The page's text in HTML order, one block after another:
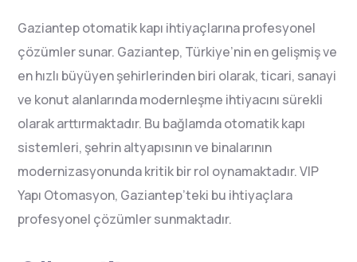
Gaziantep otomatik kapı ihtiyaçlarına profesyonel
çözümler sunar. Gaziantep, Türkiye’nin en gelişmiş ve
en hızlı büyüyen şehirlerinden biri olarak, ticari, sanayi
ve konut alanlarında modernleşme ihtiyacını sürekli
olarak arttırmaktadır. Bu bağlamda otomatik kapı
sistemleri, şehrin altyapısının ve binalarının
modernizasyonunda kritik bir rol oynamaktadır. VIP
Yapı Otomasyon, Gaziantep’teki bu ihtiyaçlara
profesyonel çözümler sunmaktadır.